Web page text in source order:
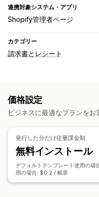
連携対象システム・アプリ
Shopify管理者ページ
カテゴリー
請求書とレシート
カスタマイズ
ファイル管理
印刷とエクスポート
価格設定
ビジネスに最適なプランをお
発行した分だけ従量課金制
無料インストール
デフォルトテンプレート使用の場
用の場合: $0.2 / 帳票